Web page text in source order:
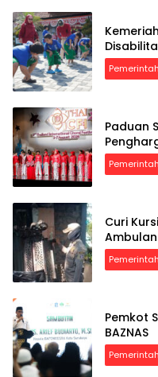
Pemerintah
Paduan
Pemerintah
Curi
Pemerintah
Pemkot
BAZNAS
Pemerintah